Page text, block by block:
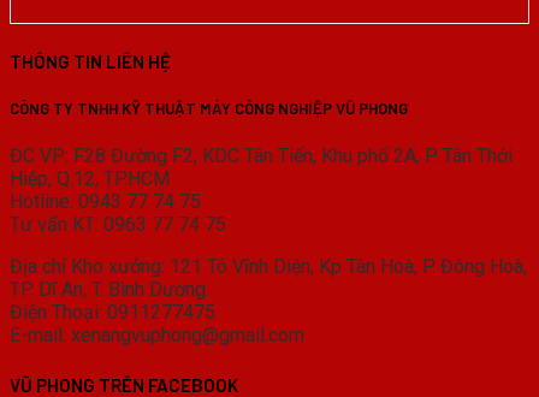
THÔNG TIN LIÊN HỆ
CÔNG TY TNHH KỸ THUẬT MÁY CÔNG NGHIỆP VŨ PHONG
ĐC VP: F28 Đường F2, KDC Tân Tiến, Khu phố 2A, P. Tân Thới
Hiệp, Q.12, TP.HCM
Hotline: 0943 77 74 75
Tư vấn KT: 0963 77 74 75
Địa chỉ Kho xưởng: 121 Tô Vĩnh Diện, Kp Tân Hoà, P. Đông Hoà,
TP. Dĩ An, T. Bình Dương.
Điện Thoại: 0911277475
E-mail: xenangvuphong@gmail.com
VŨ PHONG TRÊN FACEBOOK